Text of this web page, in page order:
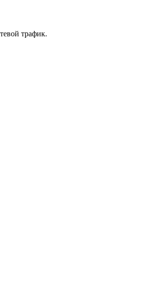
трафик.